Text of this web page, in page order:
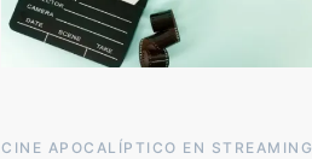
CINE APOCALÍPTICO EN STREAMING